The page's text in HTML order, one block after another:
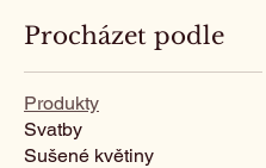
Procházet podle
Produkty
Svatby
Sušené květiny